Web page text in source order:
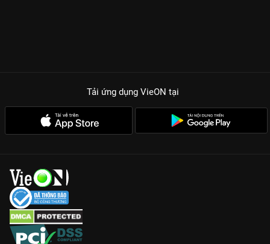
Tải ứng dụng VieON tại